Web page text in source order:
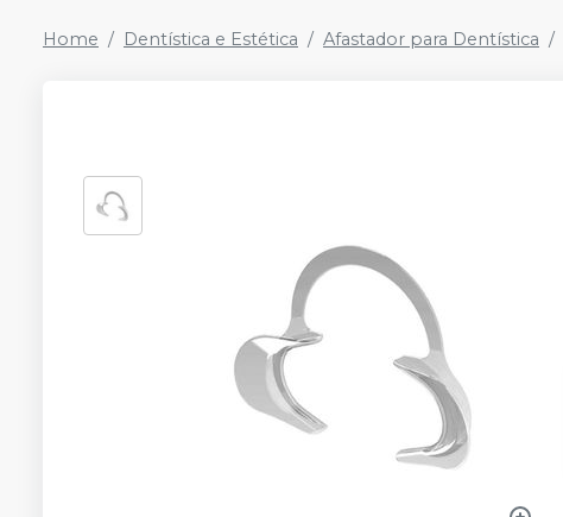
Home Dentística e Estética Afastador para Dentística